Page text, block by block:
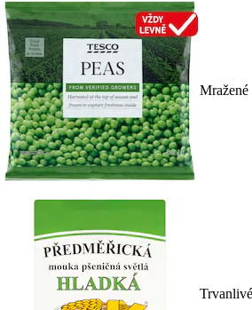
Mražené
Trvanlivé